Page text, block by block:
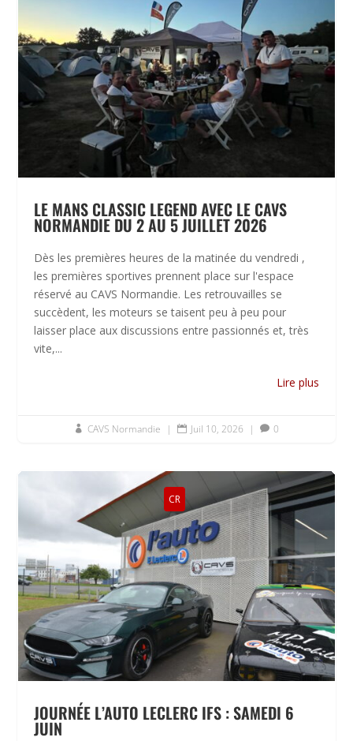
LE MANS CLASSIC LEGEND AVEC LE CAVS
NORMANDIE DU 2 AU 5 JUILLET 2026
Dès les premières heures de la matinée du vendredi ,
les premières sportives prennent place sur l'espace
réservé au CAVS Normandie. Les retrouvailles se
succèdent, les moteurs se taisent peu à peu pour
laisser place aux discussions entre passionnés et, très
vite,...
Lire plus
 CAVS Normandie |  Juil 10, 2026 |  0
CR
JOURNÉE L’AUTO LECLERC IFS : SAMEDI 6
JUIN